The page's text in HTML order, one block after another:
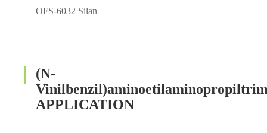
OFS-6032 Silan
(N-
APPLICATION